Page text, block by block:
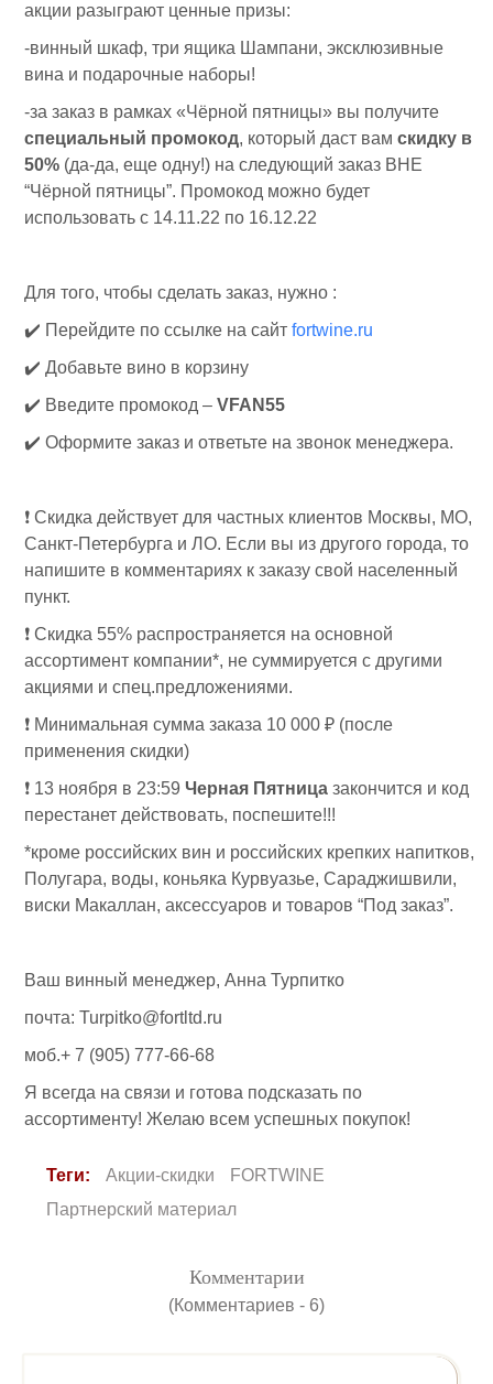
акции разыграют ценные призы:
-винный шкаф, три ящика Шампани, эксклюзивные
вина и подарочные наборы!
-за заказ в рамках «Чёрной пятницы» вы получите
специальный промокод, который даст вам скидку в
50% (да-да, еще одну!) на следующий заказ ВНЕ
“Чёрной пятницы”. Промокод можно будет
использовать с 14.11.22 по 16.12.22
Для того, чтобы сделать заказ, нужно :
✔️ Перейдите по ссылке на сайт fortwine.ru
✔️ Добавьте вино в корзину
✔️ Введите промокод – VFAN55
✔️ Оформите заказ и ответьте на звонок менеджера.
❗️ Скидка действует для частных клиентов Москвы, МО,
Санкт-Петербурга и ЛО. Если вы из другого города, то
напишите в комментариях к заказу свой населенный
пункт.
❗️ Скидка 55% распространяется на основной
ассортимент компании*, не суммируется с другими
акциями и спец.предложениями.
❗️ Минимальная сумма заказа 10 000 ₽ (после
применения скидки)
❗️ 13 ноября в 23:59 Черная Пятница закончится и код
перестанет действовать, поспешите!!!
*кроме российских вин и российских крепких напитков,
Полугара, воды, коньяка Курвуазье, Сараджишвили,
виски Макаллан, аксессуаров и товаров “Под заказ”.
Ваш винный менеджер, Анна Турпитко
почта: Turpitko@fortltd.ru
моб.+ 7 (905) 777-66-68
Я всегда на связи и готова подсказать по
ассортименту! Желаю всем успешных покупок!
Теги: Акции-скидки
FORTWINE
Партнерский материал
Комментарии
(Комментариев - 6)